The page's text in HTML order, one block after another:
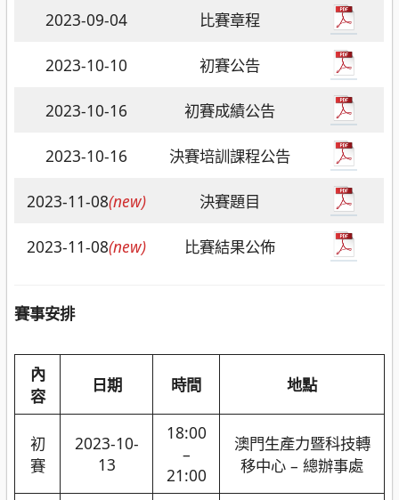
2023-09-04
比賽章程
2023-10-10 初賽公告
2023-10-16 初賽成績公告
2023-10-16 決賽培訓課程公告
2023-11-08(new) 決賽題目
2023-11-08(new) 比賽結果公佈
賽事安排
內
容
日期 時間 地點
初
賽
2023-10-
13
18:00
–
21:00
澳門生產力暨科技轉
移中心 – 總辦事處